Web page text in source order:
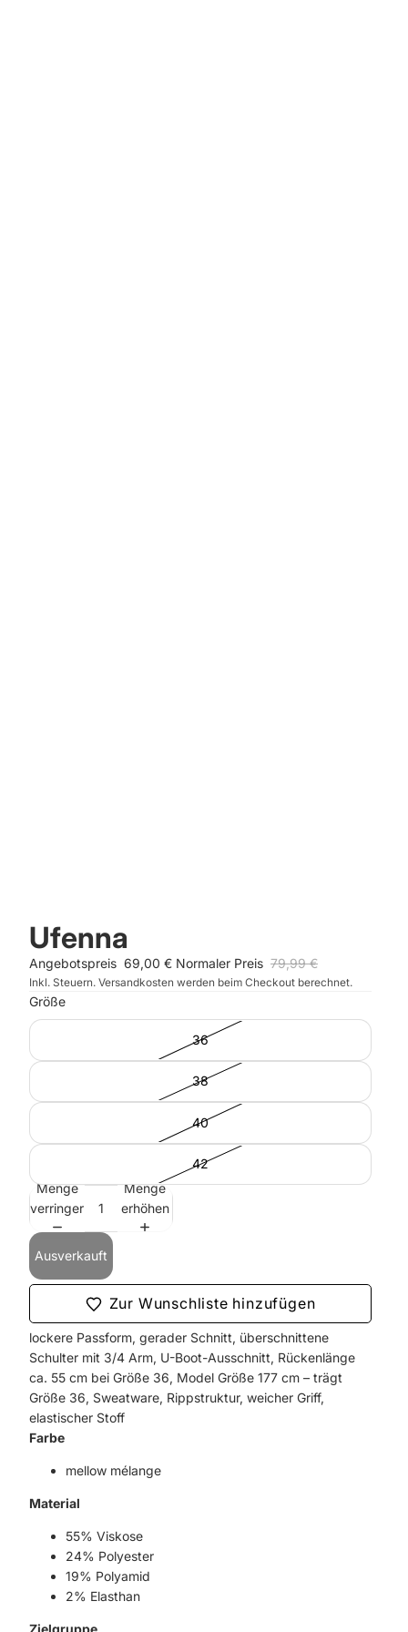
Ufenna
Angebotspreis 69,00 € Normaler Preis 79,99 €
Inkl. Steuern. Versandkosten werden beim Checkout berechnet.
Größe
36
38
40
42
Menge
verringern
Menge
erhöhen
Ausverkauft
Zur Wunschliste hinzufügen
lockere Passform, gerader Schnitt, überschnittene
Schulter mit 3/4 Arm, U-Boot-Ausschnitt, Rückenlänge
ca. 55 cm bei Größe 36, Model Größe 177 cm – trägt
Größe 36, Sweatware, Rippstruktur, weicher Griff,
elastischer Stoff
Farbe
mellow mélange
Material
55% Viskose
24% Polyester
19% Polyamid
2% Elasthan
Zielgruppe